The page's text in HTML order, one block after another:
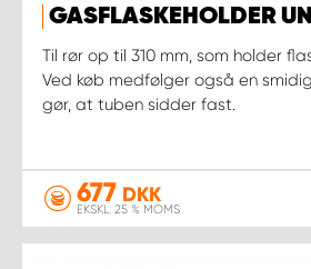
GASFLASKEHOLDER
Til rør op til 310 mm, som holder
Ved køb medfølger også en
gør, at tuben sidder fast.
677 DKK
EKSKL. 25 % MOMS